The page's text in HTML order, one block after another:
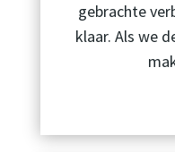
gebrachte
klaar. Als we